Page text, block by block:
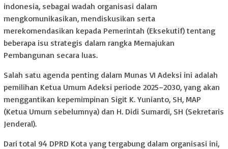
indonesia, sebagai wadah organisasi dalam
mengkomunikasikan, mendiskusikan serta
merekomendasikan kepada Pemerintah (Eksekutif) tentang
beberapa isu strategis dalam rangka Memajukan
Pembangunan secara luas.
Salah satu agenda penting dalam Munas VI Adeksi ini adalah
pemilihan Ketua Umum Adeksi periode 2025–2030, yang akan
menggantikan kepemimpinan Sigit K. Yunianto, SH, MAP
(Ketua Umum sebelumnya) dan H. Didi Sumardi, SH (Sekretaris
Jenderal).
Dari total 94 DPRD Kota yang tergabung dalam organisasi ini,